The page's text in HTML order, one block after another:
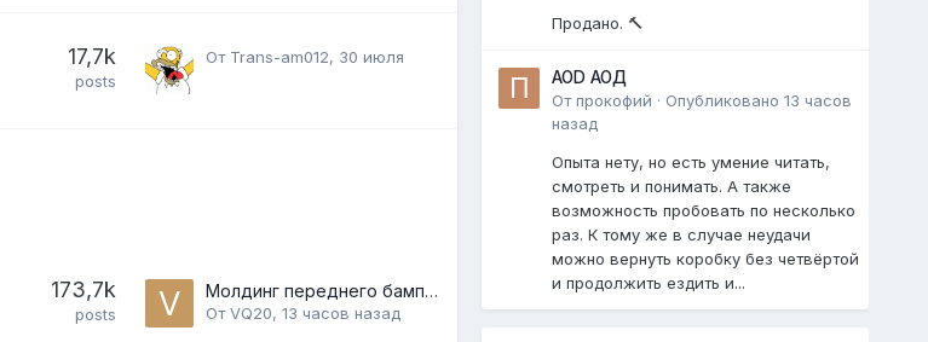
17,7k
posts
От Trans-am012, 30 июля
173,7k
posts
Молдинг переднего бампера, новый, оригинал, 1992-1995 Бьюик Скайларк
ОтVQ20, 13 часов назад
Продано. 🔨
AOD АОД
Отпрокофий · Опубликовано 13 часов
назад
Опыта нету, но есть умение читать,
смотреть и понимать. А также
возможность пробовать по несколько
раз. К тому же в случае неудачи
можно вернуть коробку без четвёртой
и продолжить ездить и...